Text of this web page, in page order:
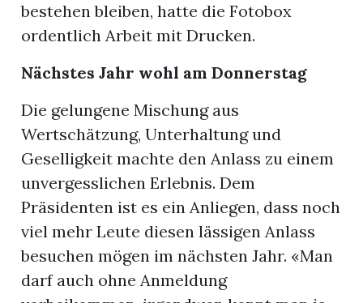
bestehen bleiben, hatte die Fotobox
ordentlich Arbeit mit Drucken.
Nächstes Jahr wohl am Donnerstag
Die gelungene Mischung aus
Wertschätzung, Unterhaltung und
Geselligkeit machte den Anlass zu einem
unvergesslichen Erlebnis. Dem
Präsidenten ist es ein Anliegen, dass noch
viel mehr Leute diesen lässigen Anlass
besuchen mögen im nächsten Jahr. «Man
darf auch ohne Anmeldung